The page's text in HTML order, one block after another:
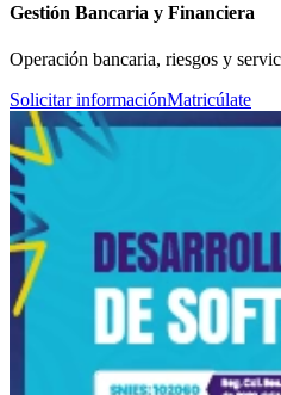
Gestión Bancaria y Financiera
Operación bancaria, riesgos y
Solicitar informaciónMatricúlate